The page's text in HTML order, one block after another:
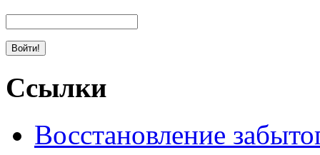
Ссылки
Восстановление